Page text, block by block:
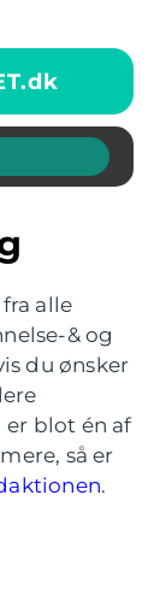
dk
alle
& og
du ønsker
blot én af
så er
.